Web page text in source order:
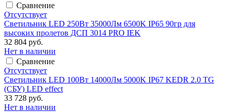
Сравнение
Отсутствует
Светильник LED 250Вт 35000Лм 6500K IP65 90гр для
высоких пролетов ДСП 3014 PRO IEK
32 804 руб.
Нет в наличии
Сравнение
Отсутствует
Светильник LED 100Вт 14000Лм 5000K IP67 KEDR 2.0 TG
(СБУ) LED effect
33 728 руб.
Нет в наличии